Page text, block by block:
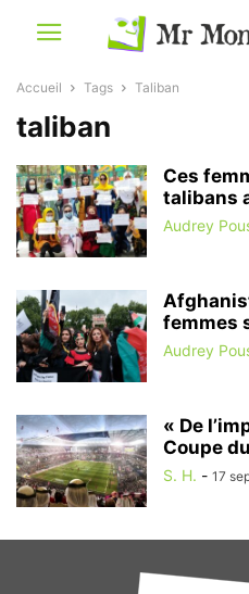
Accueil Tags Taliban
taliban
Ces
talibans
Audrey
femmes
Audrey
« De
Coupe
S. H. - 17